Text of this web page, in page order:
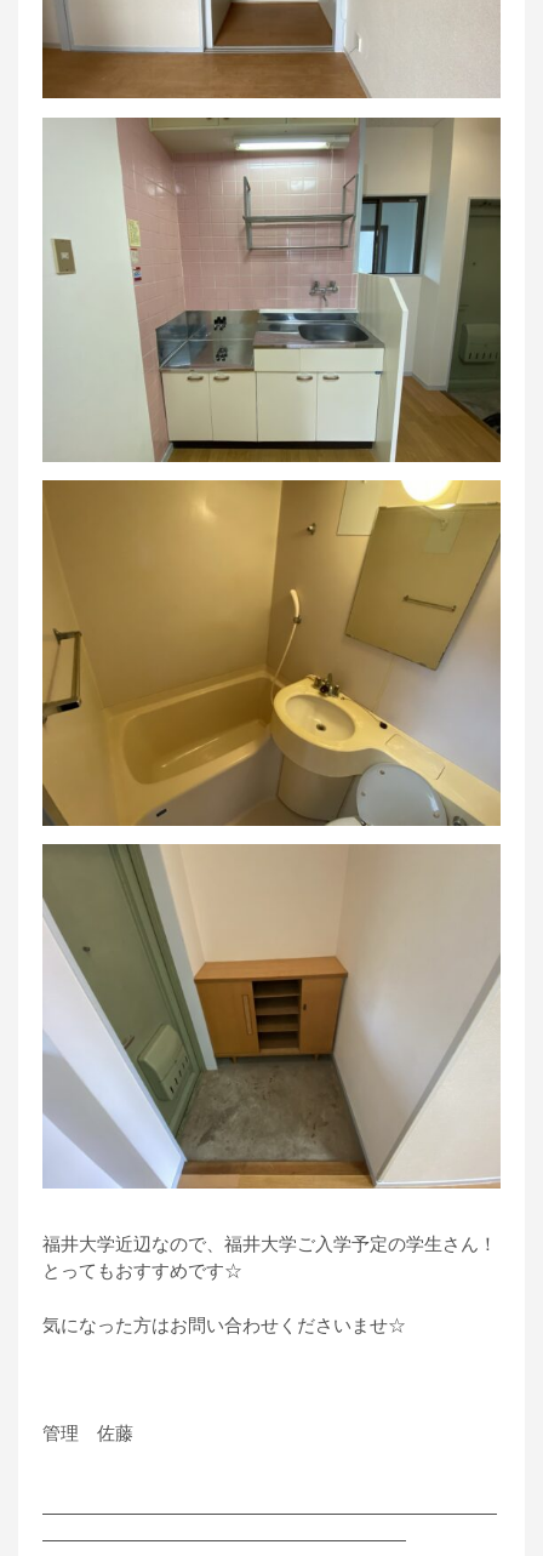
福井大学近辺なので、福井大学ご入学予定の学生さん！
とってもおすすめです☆
気になった方はお問い合わせくださいませ☆
管理 佐藤
―――――――――――――――――――――――――
――――――――――――――――――――